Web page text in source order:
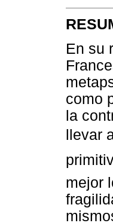
En su
como
la
llevar
mejor